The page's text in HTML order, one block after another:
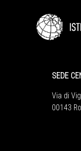
SEDE
Via di
00143